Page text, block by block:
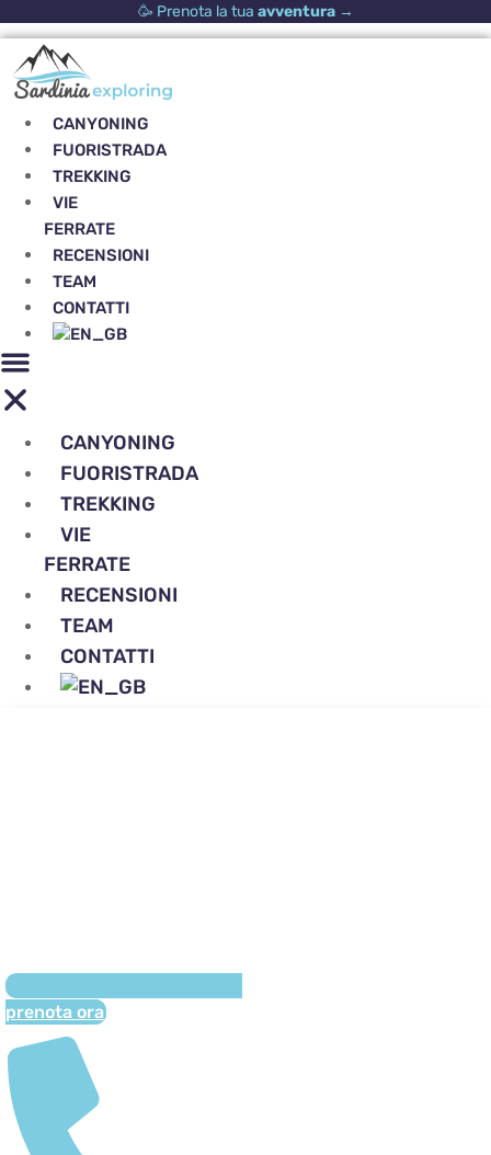
al
contenuto
🥳 Prenota la tua avventura→
CANYONING
FUORISTRADA
TREKKING
VIE
FERRATE
RECENSIONI
TEAM
CONTATTI
CANYONING
FUORISTRADA
TREKKING
VIE
FERRATE
RECENSIONI
TEAM
CONTATTI
prenota ora